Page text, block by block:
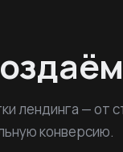
лендинга — от
конверсию.